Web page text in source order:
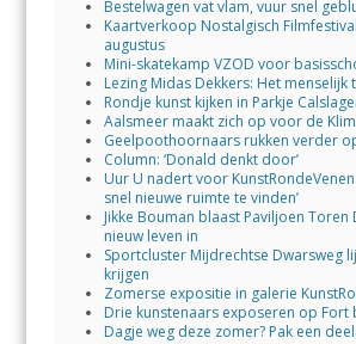
Bestelwagen vat vlam, vuur snel
Kaartverkoop Nostalgisch
augustus
Mini-skatekamp VZOD voor
Lezing Midas Dekkers: Het menselijk
Rondje kunst kijken in Parkje
Aalsmeer maakt zich op voor de
Geelpoothoornaars rukken verder
Column: ‘Donald denkt door’
Uur U nadert voor
snel nieuwe ruimte te vinden’
Jikke Bouman blaast Paviljoen Toren
nieuw leven in
Sportcluster Mijdrechtse Dwarsweg
krijgen
Zomerse expositie in galerie
Drie kunstenaars exposeren op Fort
Dagje weg deze zomer? Pak een